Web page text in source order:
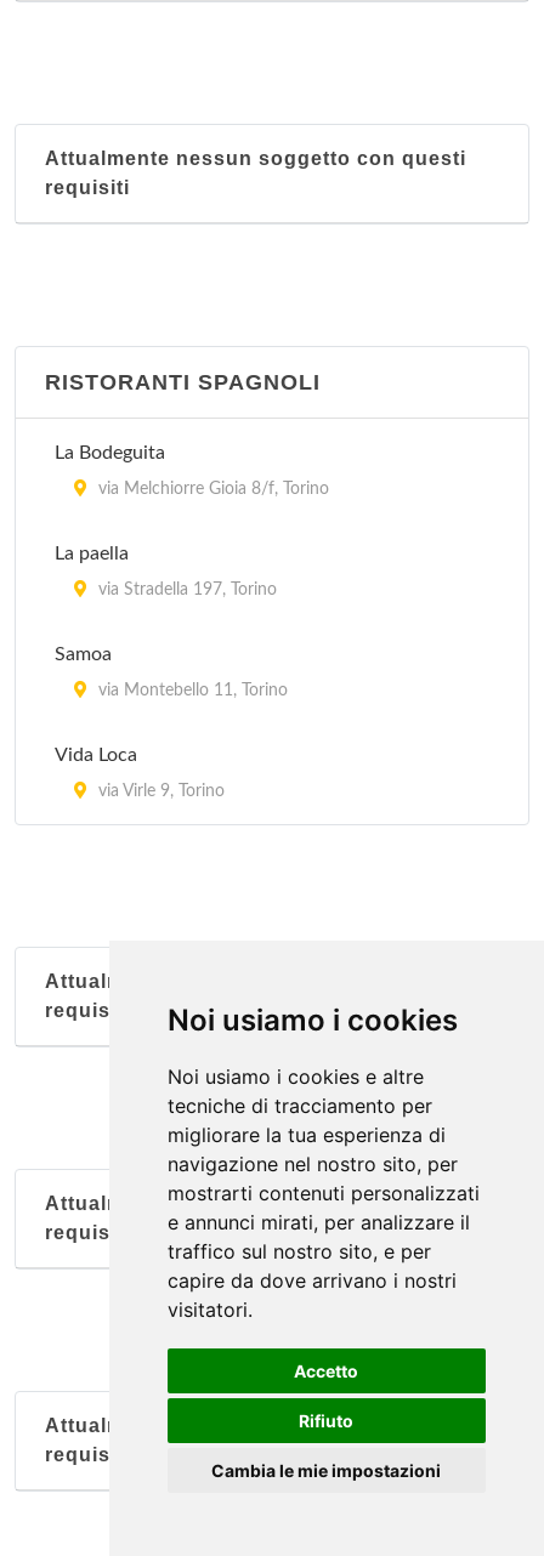
Noi usiamo i cookies
Noi usiamo i cookies e altre
tecniche di tracciamento per
migliorare la tua esperienza di
navigazione nel nostro sito, per
mostrarti contenuti personalizzati
e annunci mirati, per analizzare il
traffico sul nostro sito, e per
capire da dove arrivano i nostri
visitatori.
Accetto
Rifiuto
Cambia le mie impostazioni
Attualmente nessun soggetto con questi
requisiti
RISTORANTI SPAGNOLI
La Bodeguita
via Melchiorre Gioia 8/f, Torino
La paella
via Stradella 197, Torino
Samoa
via Montebello 11, Torino
Vida Loca
via Virle 9, Torino
Attualmente nessun soggetto con questi
requisiti
Attualmente nessun soggetto con questi
requisiti
Attualmente nessun soggetto con questi
requisiti